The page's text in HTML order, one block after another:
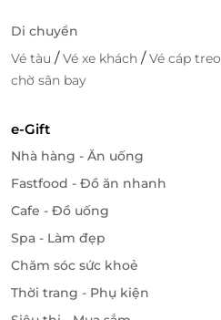
Di chuyển
Vé tàu /Vé xe khách /Vé cáp treo
chờ sân bay
e-Gift
Nhà hàng - Ăn uống
Fastfood - Đồ ăn nhanh
Cafe - Đồ uống
Spa - Làm đẹp
Chăm sóc sức khoẻ
Thời trang - Phụ kiện